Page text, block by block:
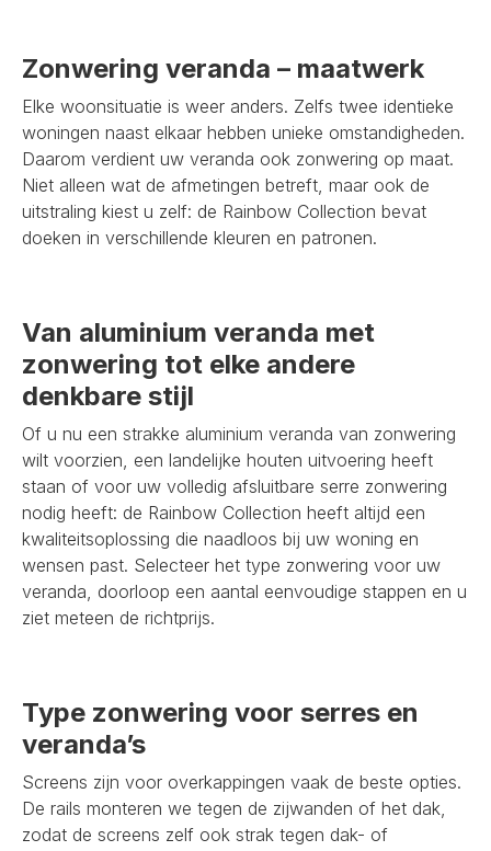
Zonwering veranda – maatwerk
Elke woonsituatie is weer anders. Zelfs twee identieke
woningen naast elkaar hebben unieke omstandigheden.
Daarom verdient uw veranda ook zonwering op maat.
Niet alleen wat de afmetingen betreft, maar ook de
uitstraling kiest u zelf: de Rainbow Collection bevat
doeken in verschillende kleuren en patronen.
Van aluminium veranda met
zonwering tot elke andere
denkbare stijl
Of u nu een strakke aluminium veranda van zonwering
wilt voorzien, een landelijke houten uitvoering heeft
staan of voor uw volledig afsluitbare serre zonwering
nodig heeft: de Rainbow Collection heeft altijd een
kwaliteitsoplossing die naadloos bij uw woning en
wensen past. Selecteer het type zonwering voor uw
veranda, doorloop een aantal eenvoudige stappen en u
ziet meteen de richtprijs.
Type zonwering voor serres en
veranda’s
Screens zijn voor overkappingen vaak de beste opties.
De rails monteren we tegen de zijwanden of het dak,
zodat de screens zelf ook strak tegen dak- of